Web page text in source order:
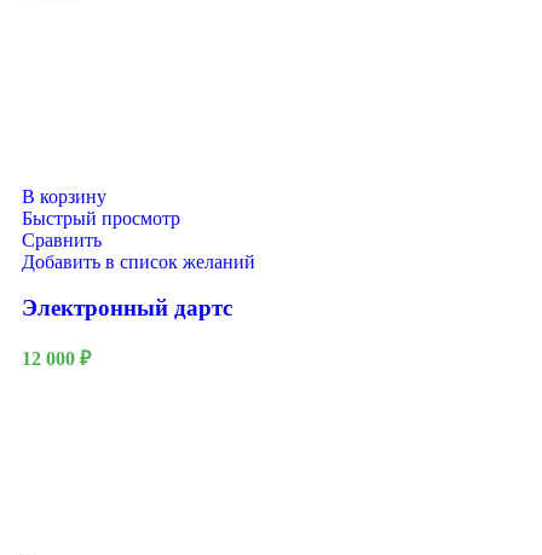
В корзину
Быстрый просмотр
Сравнить
Добавить в список желаний
Электронный дартс
12 000 ₽